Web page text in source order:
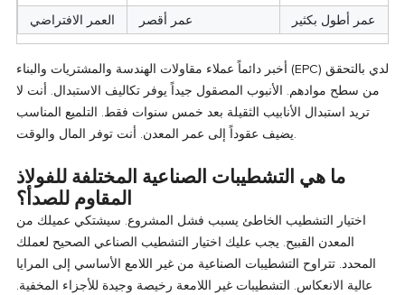
العمر الافتراضي
عمر أقصر عمر أطول بكثير
أخبر دائماً عملاء مقاولات الهندسة والمشتريات والبناء (EPC) لدي بالتحقق
من سطح موادهم. الأنبوب المصقول جيداً يوفر تكاليف الاستبدال. أنت لا
تريد استبدال الأنابيب الثقيلة بعد خمس سنوات فقط. التلميع المناسب
ما هي التشطيبات الصناعية المختلفة للفولاذ
المقاوم للصدأ؟
اختيار التشطيب الخاطئ يسبب فشل المشروع. سيشتكي عميلك من
المعدن القبيح. يجب عليك اختيار التشطيب الصناعي الصحيح لعملك
المحدد. تتراوح التشطيبات الصناعية من غير اللامع الأساسي إلى المرايا
عالية الانعكاس. التشطيبات غير اللامعة رخيصة وجيدة للأجزاء المخفية.